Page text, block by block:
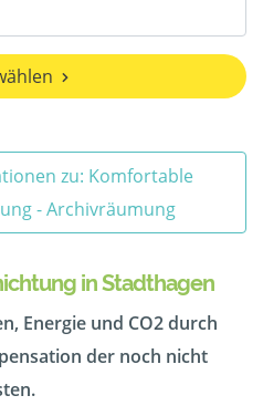
zu: Komfortable
- Archivräumung
in Stadthagen
Energie und CO2 durch
der noch nicht